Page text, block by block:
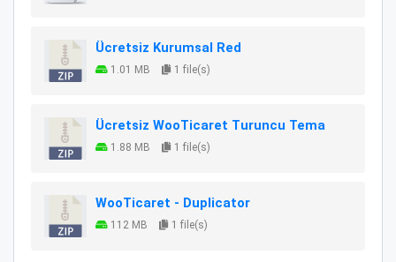
Ücretsiz Kurumsal Red
1.01 MB 1 file(s)
Ücretsiz WooTicaret Turuncu Tema
1.88 MB 1 file(s)
WooTicaret - Duplicator
112 MB 1 file(s)